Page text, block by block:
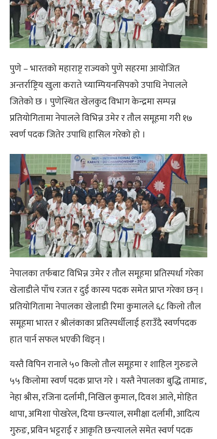
पुणे – भारतको महाराष्ट्र राज्यको पुणे सहरमा आयोजित
अन्तर्राष्ट्रिय खुला कराते च्याम्पियनसिपको उपाधि नेपालले
जितेको छ । पुणेस्थित खेलकुद विभाग केन्द्रमा सम्पन्न
प्रतियोगितामा नेपालले विभिन्न उमेर र तौल समूहमा गरी १७
स्वर्ण पदक जितेर उपाधि हासिल गरेको हो ।
नेपालका तर्फबाट विभिन्न उमेर र तौल समूहमा प्रतिस्पर्धा गरेका
खेलाडीले पाँच रजत र दुई कास्य पदक समेत प्राप्त गरेका छन् ।
प्रतियोगितामा नेपालका खेलाडी रिमा कुमालले ६८ किलो तौल
समूहमा भारत र श्रीलंकाका प्रतिस्पर्धीलाई हराउँदै स्वर्णपदक
हात पार्न सफल भएकी थिइन् ।
यस्तै विपिन रानाले ५० किलो तौल समूहमा र शाहिल गुरुङले
५५ किलोमा स्वर्ण पदक प्राप्त गरे । यस्तै नेपालका बुद्धि तामाङ,
नेहा श्रीस, रजिना दर्लामी, निखिल कुमाल, दिवश आले, मोहित
थापा, अमिशा पोखरेल, दिया छन्त्याल, समीक्षा दर्लामी, आदित्य
गुरुङ, प्रविन भट्टराई र आकृति छन्त्यालले समेत स्वर्ण पदक